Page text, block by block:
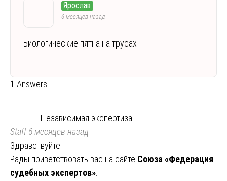
Ярослав
6 месяцев назад
Биологические пятна на трусах
1 Answers
Независимая экспертиза
Staff6 месяцев назад
Здравствуйте.
Рады приветствовать вас на сайте Союза «Федерация
судебных экспертов»